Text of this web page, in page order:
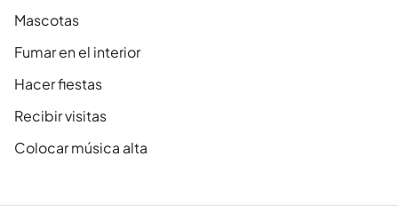
Mascotas
Fumar en el interior
Hacer fiestas
Recibir visitas
Colocar música alta